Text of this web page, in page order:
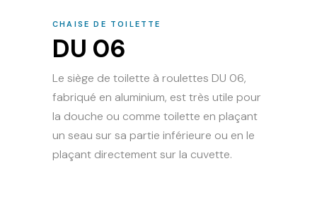
CHAISE DE TOILETTE
DU 06
Le siège de toilette à roulettes DU 06,
fabriqué en aluminium, est très utile pour
la douche ou comme toilette en plaçant
un seau sur sa partie inférieure ou en le
plaçant directement sur la cuvette.